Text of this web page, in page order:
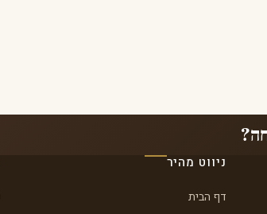
ניווט מהיר
דף הבית